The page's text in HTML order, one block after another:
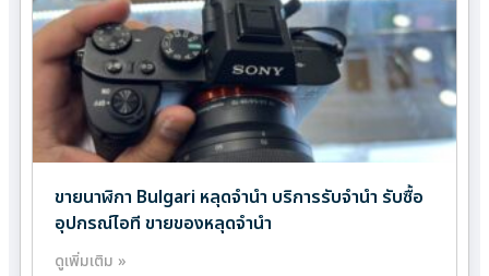
ขายนาฬิกา Bulgari หลุดจำนำ บริการรับจำนำ รับซื้อ
อุปกรณ์ไอที ขายของหลุดจำนำ
ดูเพิ่มเติม »